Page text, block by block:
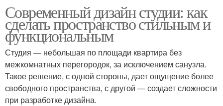
Современный дизайн студии: как
сделать пространство стильным и
функциональным
Студия — небольшая по площади квартира без
межкомнатных перегородок, за исключением санузла.
Такое решение, с одной стороны, дает ощущение более
свободного пространства, с другой — создает сложности
при разработке дизайна.